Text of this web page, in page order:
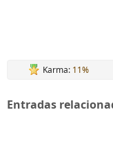
Karma: 11%
Entradas